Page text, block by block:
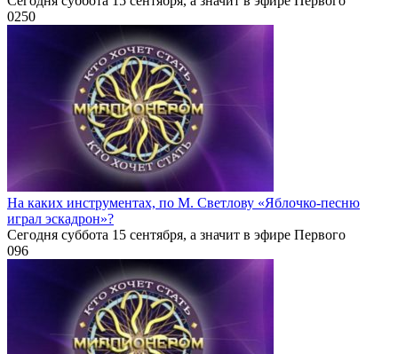
0250
На каких инструментах, по М. Светлову «Яблочко-песню
играл эскадрон»?
Сегодня суббота 15 сентября, а значит в эфире Первого
096